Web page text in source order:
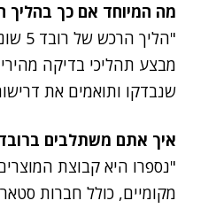
מה המיוחד אם כך בהליך המכרז של רובד
"
מבצע תהליכי בדיקה
שנבדקו ותואמים את
איך אתם משתלבים ברובד
"נספרו היא קבוצת
מקומיים, כולל חברות